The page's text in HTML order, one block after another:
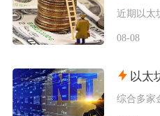
08-08
以太